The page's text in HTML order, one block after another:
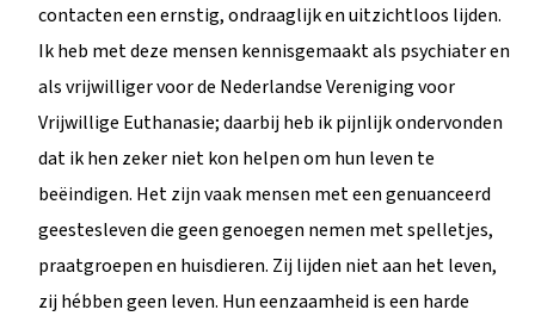
contacten een ernstig, ondraaglijk en uitzichtloos lijden.
Ik heb met deze mensen kennisgemaakt als psychiater en
als vrijwilliger voor de Nederlandse Vereniging voor
Vrijwillige Euthanasie; daarbij heb ik pijnlijk ondervonden
dat ik hen zeker niet kon helpen om hun leven te
beëindigen. Het zijn vaak mensen met een genuanceerd
geestesleven die geen genoegen nemen met spelletjes,
praatgroepen en huisdieren. Zij lijden niet aan het leven,
zij hébben geen leven. Hun eenzaamheid is een harde